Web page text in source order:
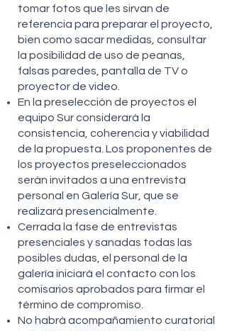
tomar fotos que les sirvan de
referencia para preparar el proyecto,
bien como sacar medidas, consultar
la posibilidad de uso de peanas,
falsas paredes, pantalla de TV o
proyector de video.
En la preselección de proyectos el
equipo Sur considerará la
consistencia, coherencia y viabilidad
de la propuesta. Los proponentes de
los proyectos preseleccionados
serán invitados a una entrevista
personal en Galería Sur, que se
realizará presencialmente.
Cerrada la fase de entrevistas
presenciales y sanadas todas las
posibles dudas, el personal de la
galería iniciará el contacto con los
comisarios aprobados para firmar el
término de compromiso.
No habrá acompañamiento curatorial